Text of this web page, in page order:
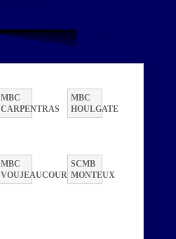
MBC
CARPENTRAS
MBC
HOULGATE
MBC
VOUJEAUCOURT
SCMB
MONTEUX